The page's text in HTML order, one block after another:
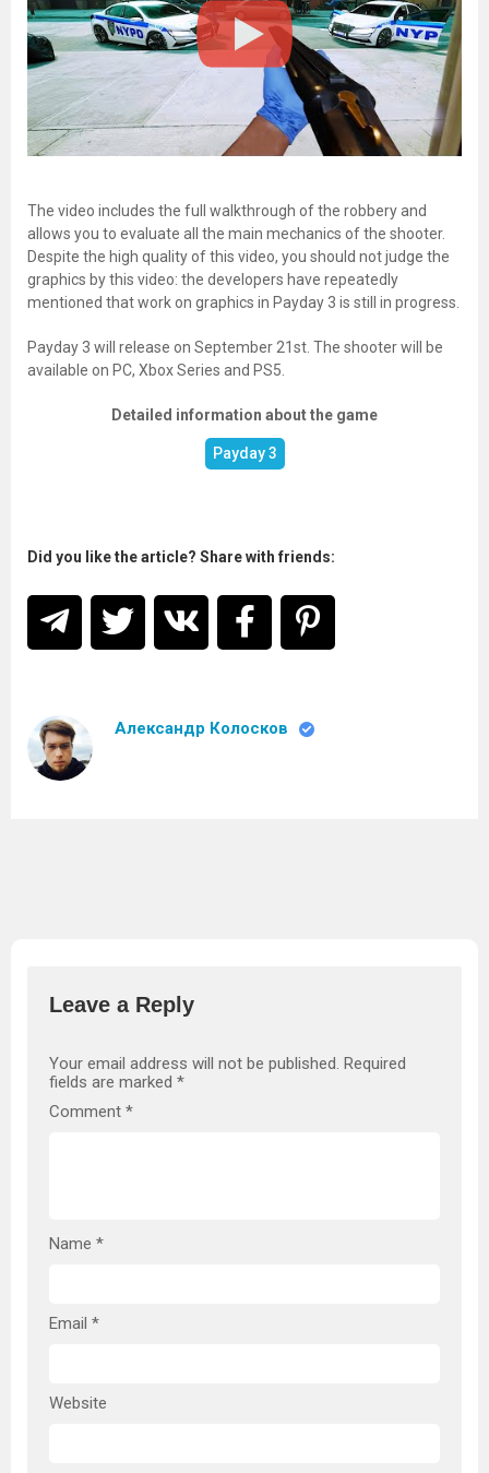
The video includes the full walkthrough of the robbery and
allows you to evaluate all the main mechanics of the shooter.
Despite the high quality of this video, you should not judge the
graphics by this video: the developers have repeatedly
mentioned that work on graphics in Payday 3 is still in progress.
Payday 3 will release on September 21st. The shooter will be
available on PC, Xbox Series and PS5.
Detailed information about the game
Payday 3
Did you like the article? Share with friends:
Александр Колосков
Leave a Reply
Your email address will not be published. Required
fields are marked *
Comment *
Name *
Email *
Website